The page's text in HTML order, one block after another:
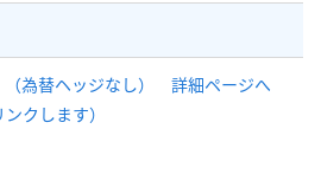
為替ヘッジなし） 詳細ページへ
クします）